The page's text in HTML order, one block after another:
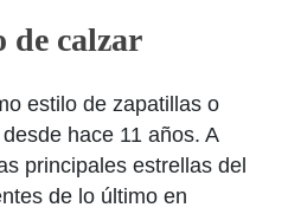
de calzar
estilo de zapatillas o
hace 11 años. A
principales estrellas del
de lo último en